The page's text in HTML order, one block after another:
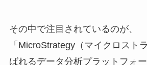
その中で注目されているのが、
「MicroStrategy（マイクロスト
ばれるデータ分析プラットフォー